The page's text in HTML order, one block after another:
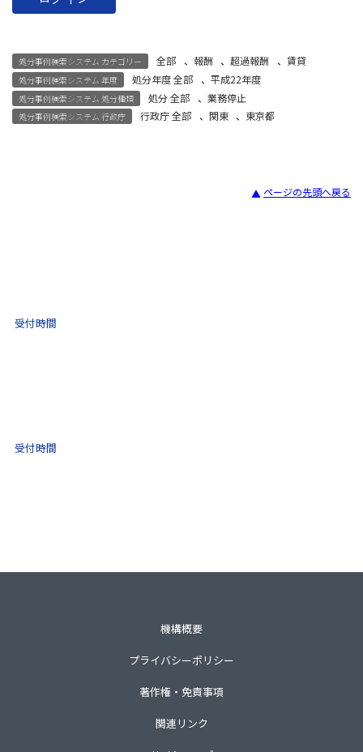
処分事例検索システム カテゴリー 全部 、 報酬 、超過報酬 、 賃貸
処分事例検索システム 年度 処分年度 全部 、 平成22年度
処分事例検索システム 処分種類 処分 全部 、 業務停止
処分事例検索システム 行政庁 行政庁 全部 、 関東 、 東京都
ページの先頭へ戻る
受付時間
受付時間
機構概要
プライバシーポリシー
著作権・免責事項
関連リンク